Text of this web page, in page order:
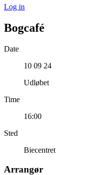
Log in
Bogcafé
Date
10 09 24
Udløbet
Time
16:00
Sted
Biecentret
Arrangør